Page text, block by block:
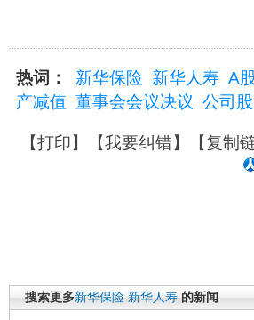
热词： 新华保险 新华人寿 A
产减值 董事会会议决议 公司
【打印】【我要纠错】【复制
搜索更多新华保险 新华人寿 的新闻